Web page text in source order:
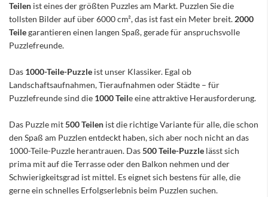
Teilen ist eines der größten Puzzles am Markt. Puzzlen Sie die
tollsten Bilder auf über 6000 cm², das ist fast ein Meter breit. 2000
Teilegarantieren einen langen Spaß, gerade für anspruchsvolle
Puzzlefreunde.
Das 1000-Teile-Puzzle ist unser Klassiker. Egal ob
Landschaftsaufnahmen, Tieraufnahmen oder Städte – für
Puzzlefreunde sind die 1000 Teile eine attraktive Herausforderung.
Das Puzzle mit500 Teilen ist die richtige Variante für alle, die schon
den Spaß am Puzzlen entdeckt haben, sich aber noch nicht an das
1000-Teile-Puzzle herantrauen. Das500 Teile-Puzzle lässt sich
prima mit auf die Terrasse oder den Balkon nehmen und der
Schwierigkeitsgrad ist mittel. Es eignet sich bestens für alle, die
gerne ein schnelles Erfolgserlebnis beim Puzzlen suchen.